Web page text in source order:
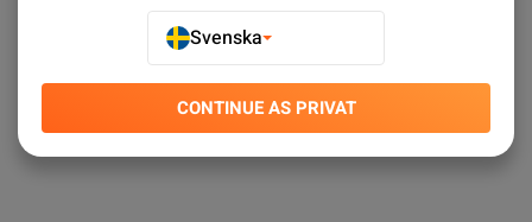
Svenska
CONTINUE AS PRIVAT